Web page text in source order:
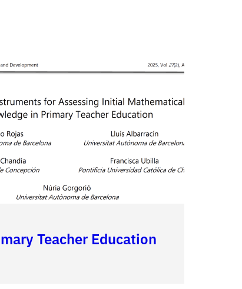
Teacher Education